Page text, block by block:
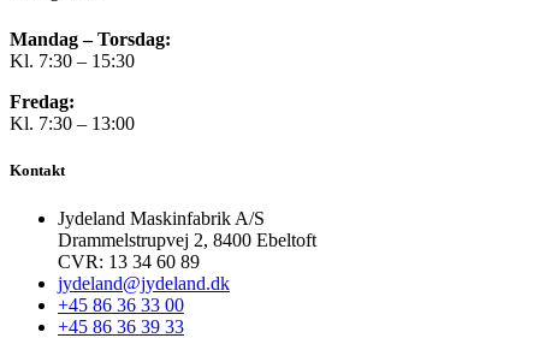
Mandag – Torsdag:
Kl. 7:30 – 15:30
Fredag:
Kl. 7:30 – 13:00
Kontakt
Jydeland Maskinfabrik A/S
Drammelstrupvej 2, 8400 Ebeltoft
CVR: 13 34 60 89
jydeland@jydeland.dk
+45 86 36 33 00
+45 86 36 39 33